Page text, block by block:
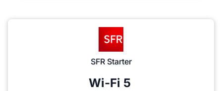
SFR Starter
Wi-Fi 5